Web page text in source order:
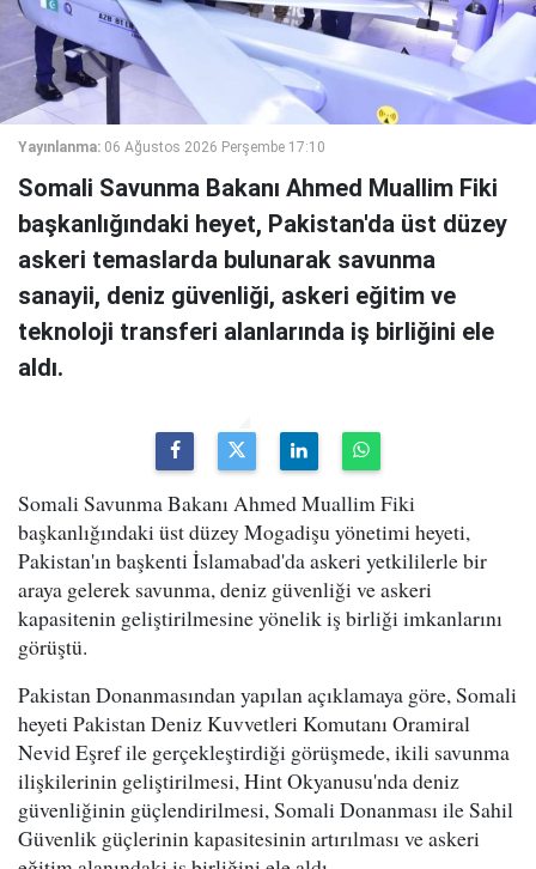
Yayınlanma: 06 Ağustos 2026 Perşembe 17:10
Somali Savunma Bakanı Ahmed Muallim Fiki
başkanlığındaki heyet, Pakistan'da üst düzey
askeri temaslarda bulunarak savunma
sanayii, deniz güvenliği, askeri eğitim ve
teknoloji transferi alanlarında iş birliğini ele
aldı.
Somali Savunma Bakanı Ahmed Muallim Fiki
başkanlığındaki üst düzey Mogadişu yönetimi heyeti,
Pakistan'ın başkenti İslamabad'da askeri yetkililerle bir
araya gelerek savunma, deniz güvenliği ve askeri
kapasitenin geliştirilmesine yönelik iş birliği imkanlarını
görüştü.
Pakistan Donanmasından yapılan açıklamaya göre, Somali
heyeti Pakistan Deniz Kuvvetleri Komutanı Oramiral
Nevid Eşref ile gerçekleştirdiği görüşmede, ikili savunma
ilişkilerinin geliştirilmesi, Hint Okyanusu'nda deniz
güvenliğinin güçlendirilmesi, Somali Donanması ile Sahil
Güvenlik güçlerinin kapasitesinin artırılması ve askeri